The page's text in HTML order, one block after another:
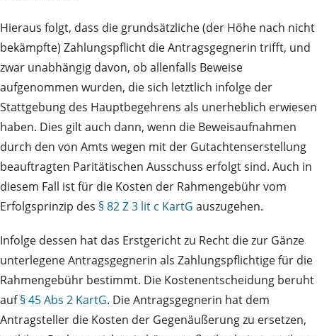
Hieraus folgt, dass die grundsätzliche (der Höhe nach nicht
bekämpfte) Zahlungspflicht die Antragsgegnerin trifft, und
zwar unabhängig davon, ob allenfalls Beweise
aufgenommen wurden, die sich letztlich infolge der
Stattgebung des Hauptbegehrens als unerheblich erwiesen
haben. Dies gilt auch dann, wenn die Beweisaufnahmen
durch den von Amts wegen mit der Gutachtenserstellung
beauftragten Paritätischen Ausschuss erfolgt sind. Auch in
diesem Fall ist für die Kosten der Rahmengebühr vom
Erfolgsprinzip des § 82 Z 3 lit c KartG auszugehen.
Infolge dessen hat das Erstgericht zu Recht die zur Gänze
unterlegene Antragsgegnerin als Zahlungspflichtige für die
Rahmengebühr bestimmt. Die Kostenentscheidung beruht
auf§ 45 Abs 2 KartG. Die Antragsgegnerin hat dem
Antragsteller die Kosten der Gegenäußerung zu ersetzen,